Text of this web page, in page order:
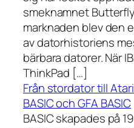
smeknamnet
marknaden blev den
av datorhistoriens
bärbara datorer. När
ThinkPad […]
Från stordator till
BASIC och GFA BASIC
BASIC skapades på